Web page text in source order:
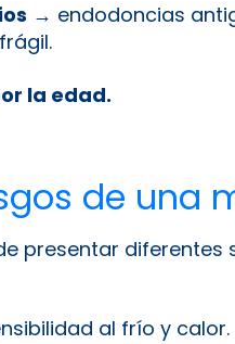
→ endodoncias
la edad.
de una
presentar diferentes
al frío y calor.